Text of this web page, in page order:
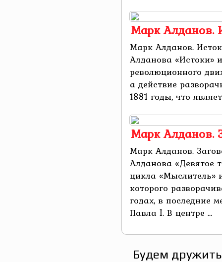
Марк Алданов.
Марк Алданов.
Алданова «Истоки»
революционного
а действие
1881 годы, что
Марк Алданов.
Марк Алданов.
Алданова «Девятое
цикла «Мыслитель»
которого
годах, в последние
Павла I. В центре ...
Будем